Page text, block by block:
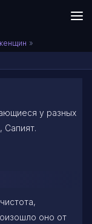
»
у разных
Сапият.
оно от